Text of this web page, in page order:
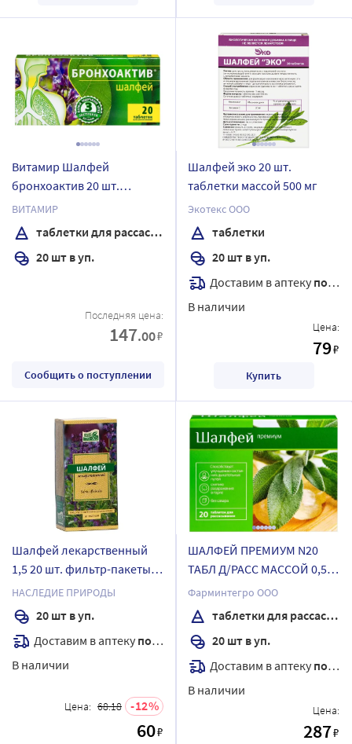
Витамир Шалфей
бронхоактив 20 шт.
таблетки для
рассасывания
ВИТАМИР
таблетки для рассасывания
20 шт в уп.
Последняя цена:
147.00₽
Сообщить о поступлении
Шалфей эко 20 шт.
таблетки массой 500 мг
Экотекс ООО
таблетки
20 шт в уп.
Доставим в аптеку послезавтра
В наличии
Цена:
79₽
Купить
Шалфей лекарственный
1,5 20 шт. фильтр-пакеты
Наследие природы
НАСЛЕДИЕ ПРИРОДЫ
20 шт в уп.
Доставим в аптеку послезавтра
В наличии
Цена: 68.18 12
60₽
ШАЛФЕЙ ПРЕМИУМ N20
ТАБЛ Д/РАСС МАССОЙ 0,55Г
/ЭРКАФАРМ
Фарминтегро ООО
таблетки для рассасывания
20 шт в уп.
Доставим в аптеку послезавтра
В наличии
Цена:
287₽